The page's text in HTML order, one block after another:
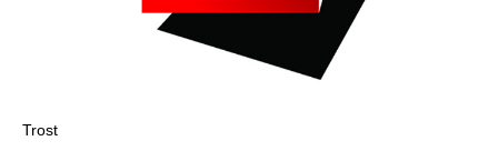
Trost